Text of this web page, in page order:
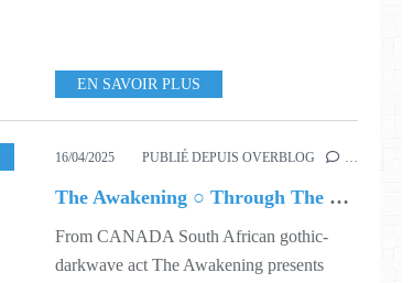
EN SAVOIR PLUS
,516
16/04/2025 PUBLIÉ DEPUIS OVERBLOG …
The Awakening ○ Through The Veil
From CANADA South African gothic-
darkwave act The Awakening presents